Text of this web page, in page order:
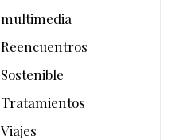
multimedia
Reencuentros
Sostenible
Tratamientos
Viajes